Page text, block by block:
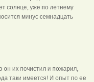
солнце, уже по летнему
минус семнадцать
их почистил и пожарил,
таки имеется! И опыт по ее